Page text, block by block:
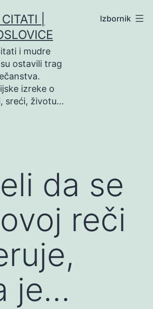
|
i mudre
ostavili trag
izreke o
sreći, životu…
Izbornik
da se
reči
je…